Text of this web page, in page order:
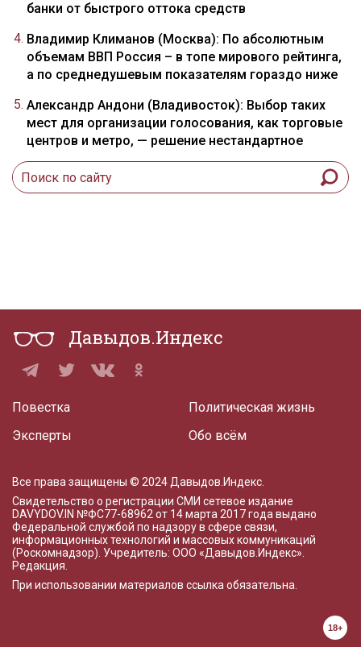
банки от быстрого оттока средств
Владимир Климанов (Москва): По абсолютным
объемам ВВП Россия – в топе мирового рейтинга,
а по среднедушевым показателям гораздо ниже
Александр Андони (Владивосток): Выбор таких
мест для организации голосования, как торговые
центров и метро, — решение нестандартное
Давыдов.Индекс
Повестка
Эксперты
Политическая жизнь
Обо всём
Все права защищены © 2024 Давыдов.Индекс.
Свидетельство о регистрации СМИ сетевое издание
DAVYDOV.IN №ФС77-68962 от 14 марта 2017 года выдано
Федеральной службой по надзору в сфере связи,
информационных технологий и массовых коммуникаций
(Роскомнадзор). Учредитель: ООО «Давыдов.Индекс».
Редакция
При использовании материалов ссылка обязательна.
18+